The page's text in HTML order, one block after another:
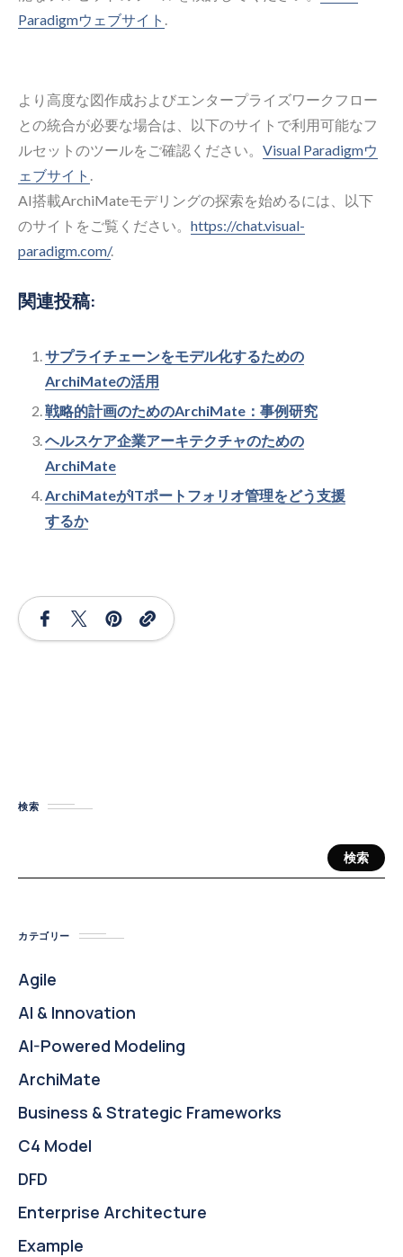
Paradigmウェブサイト .
より高度な図作成およびエンタープライズワークフロー
との統合が必要な場合は、以下のサイトで利用可能なフ
ルセットのツールをご確認ください。 Visual Paradigmウ
ェブサイト .
AI搭載ArchiMateモデリングの探索を始めるには、以下
のサイトをご覧ください。 https://chat.visual-
paradigm.com/.
関連投稿:
サプライチェーンをモデル化するための
ArchiMateの活用
戦略的計画のためのArchiMate：事例研究
ヘルスケア企業アーキテクチャのための
ArchiMate
ArchiMateがITポートフォリオ管理をどう支援
するか
検索
検索
カテゴリー
Agile
AI & Innovation
AI-Powered Modeling
ArchiMate
Business & Strategic Frameworks
C4 Model
DFD
Enterprise Architecture
Example